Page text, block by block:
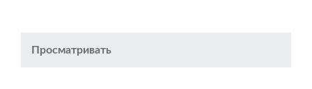
Просматривать